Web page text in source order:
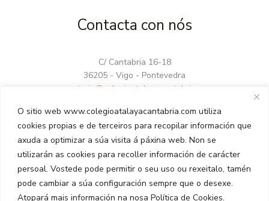
O sitio web www.colegioatalayacantabria.com utiliza
cookies propias e de terceiros para recopilar información que
axuda a optimizar a súa visita á páxina web. Non se
utilizarán as cookies para recoller información de carácter
persoal. Vostede pode permitir o seu uso ou rexeitalo, tamén
pode cambiar a súa configuración sempre que o desexe.
Atopará mais información na nosa Política de Cookies.
Contacta con nós
C/ Cantabria 16-18
36205 - Vigo - Pontevedra
secretaria@colegioatalayacantabria.com
679 29 94 13